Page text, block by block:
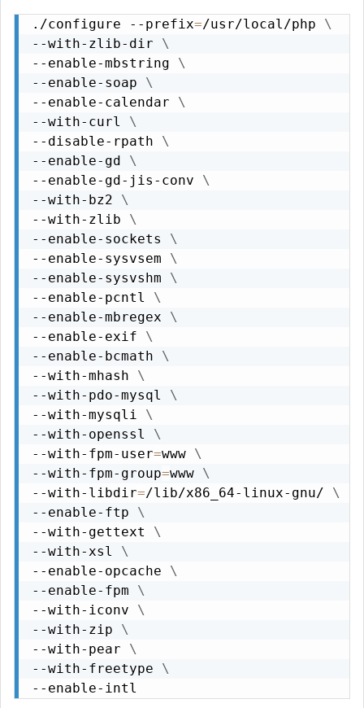
./configure --prefix=/usr/local/php \
--with-zlib-dir \
--enable-mbstring \
--enable-soap \
--enable-calendar \
--with-curl \
--disable-rpath \
--enable-gd \
--enable-gd-jis-conv \
--with-bz2 \
--with-zlib \
--enable-sockets \
--enable-sysvsem \
--enable-sysvshm \
--enable-pcntl \
--enable-mbregex \
--enable-exif \
--enable-bcmath \
--with-mhash \
--with-pdo-mysql \
--with-mysqli \
--with-openssl \
--with-fpm-user=www \
--with-fpm-group=www \
--with-libdir=/lib/x86_64-linux-gnu/ \
--enable-ftp \
--with-gettext \
--with-xsl \
--enable-opcache \
--enable-fpm \
--with-iconv \
--with-zip \
--with-pear \
--with-freetype \
--enable-intl